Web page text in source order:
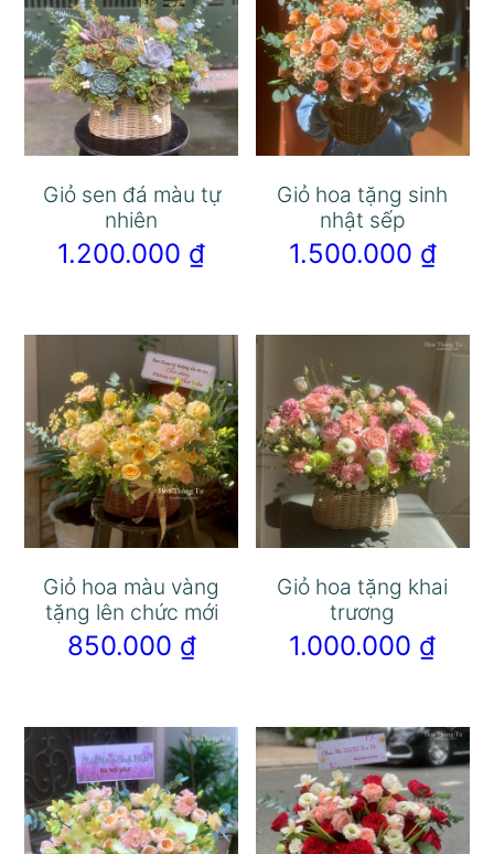
Giỏ sen đá màu tự
nhiên
1.200.000 ₫
Giỏ hoa tặng sinh
nhật sếp
1.500.000 ₫
Giỏ hoa màu vàng
tặng lên chức mới
850.000 ₫
Giỏ hoa tặng khai
trương
1.000.000 ₫